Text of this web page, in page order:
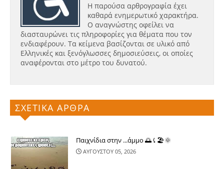
Η παρούσα αρθρογραφία έχει
καθαρά ενημερωτικό χαρακτήρα.
Ο αναγνώστης οφείλει να
διασταυρώνει τις πληροφορίες για θέματα που τον
ενδιαφέρουν. Τα κείμενα βασίζονται σε υλικό από
Ελληνικές και ξενόγλωσσες δημοσιεύσεις, οι οποίες
αναφέρονται στο μέτρο του δυνατού.
ΣΧΕΤΙΚΑ ΑΡΘΡΑ
Παιχνίδια στην ...άμμο 🌅⤹🏖🌞
ΑΥΓΟΥΣΤΟΥ 05, 2026